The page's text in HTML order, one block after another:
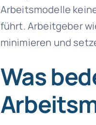
Arbeitsmodelle
führt. Arbeitgeber
minimieren und
Was